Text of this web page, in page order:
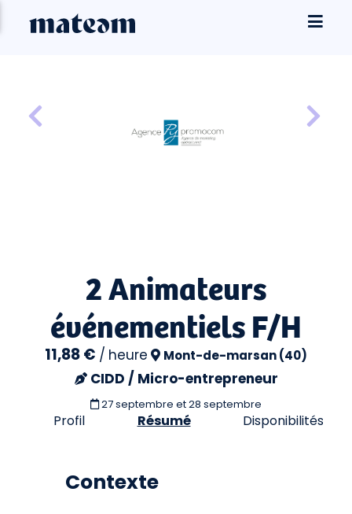
2 Animateurs
événementiels F/H
11,88 € / heure Mont-de-marsan (40)
CIDD / Micro-entrepreneur
27 septembre et 28 septembre
Profil Résumé Disponibilités
Contexte